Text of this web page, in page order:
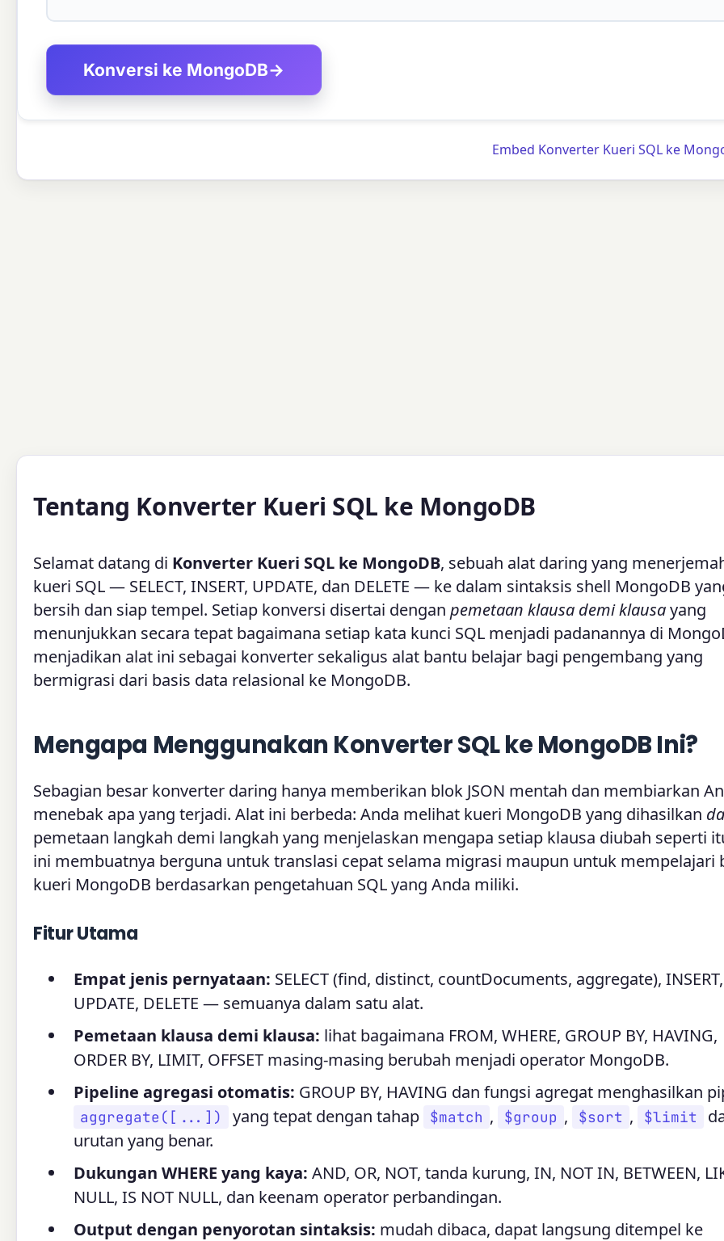
Konversi ke MongoDB→
Embed Konverter Kueri SQL ke
Tentang Konverter Kueri SQL ke MongoDB
Selamat datang di Konverter Kueri SQL ke MongoDB, sebuah alat daring yang
kueri SQL — SELECT, INSERT, UPDATE, dan DELETE — ke dalam sintaksis shell MongoDB
bersih dan siap tempel. Setiap konversi disertai dengan pemetaan klausa demi klausayang
menunjukkan secara tepat bagaimana setiap kata kunci SQL menjadi padanannya di
menjadikan alat ini sebagai konverter sekaligus alat bantu belajar bagi pengembang yang
bermigrasi dari basis data relasional ke MongoDB.
Mengapa Menggunakan Konverter SQL ke MongoDB Ini?
Sebagian besar konverter daring hanya memberikan blok JSON mentah dan membiarkan
menebak apa yang terjadi. Alat ini berbeda: Anda melihat kueri MongoDB yang dihasilkan
pemetaan langkah demi langkah yang menjelaskan mengapa setiap klausa diubah seperti
ini membuatnya berguna untuk translasi cepat selama migrasi maupun untuk mempelajari
kueri MongoDB berdasarkan pengetahuan SQL yang Anda miliki.
Fitur Utama
Empat jenis pernyataan: SELECT (find, distinct, countDocuments, aggregate), INSERT,
UPDATE, DELETE — semuanya dalam satu alat.
Pemetaan klausa demi klausa: lihat bagaimana FROM, WHERE, GROUP BY, HAVING,
ORDER BY, LIMIT, OFFSET masing-masing berubah menjadi operator MongoDB.
Pipeline agregasi otomatis: GROUP BY, HAVING dan fungsi agregat menghasilkan
aggregate([...]) yang tepat dengan tahap $match , $group , $sort , $limit
urutan yang benar.
Dukungan WHERE yang kaya: AND, OR, NOT, tanda kurung, IN, NOT IN, BETWEEN,
NULL, IS NOT NULL, dan keenam operator perbandingan.
Output dengan penyorotan sintaksis: mudah dibaca, dapat langsung ditempel ke